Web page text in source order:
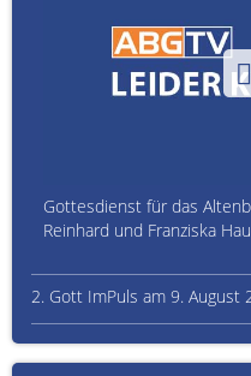
Gottesdienst für das
Reinhard und Franziska
2. Gott ImPuls am 9. August